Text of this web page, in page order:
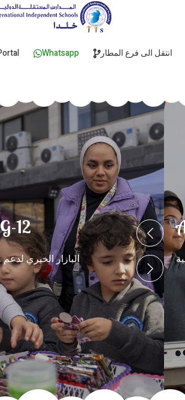
Whatsapp انتقل الى فرع المطار
Day